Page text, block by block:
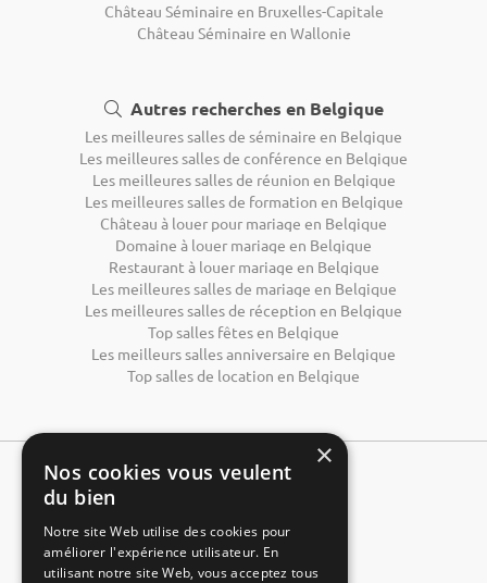
Château Séminaire en Bruxelles-Capitale
Château Séminaire en Wallonie
Autres recherches en Belgique
Les meilleures salles de séminaire en Belgique
Les meilleures salles de conférence en Belgique
Les meilleures salles de réunion en Belgique
Les meilleures salles de formation en Belgique
Château à louer pour mariage en Belgique
Domaine à louer mariage en Belgique
Restaurant à louer mariage en Belgique
Les meilleures salles de mariage en Belgique
Les meilleures salles de réception en Belgique
Top salles fêtes en Belgique
Les meilleurs salles anniversaire en Belgique
Top salles de location en Belgique
×
Nos cookies vous veulent
du bien
Notre site Web utilise des cookies pour
améliorer l'expérience utilisateur. En
utilisant notre site Web, vous acceptez tous